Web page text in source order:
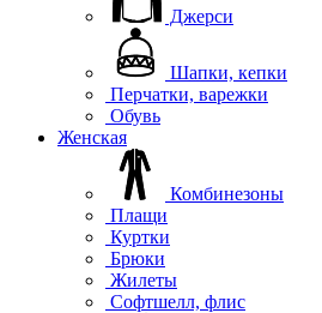
Джерси
Шапки, кепки
Перчатки, варежки
Обувь
Женская
Комбинезоны
Плащи
Куртки
Брюки
Жилеты
Софтшелл, флис